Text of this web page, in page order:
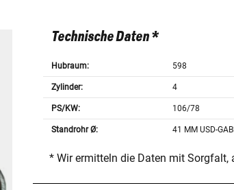
Technische Daten *
Hubraum: 598
Zylinder: 4
PS/KW: 106/78
Standrohr Ø: 41 MM USD-
* Wir ermitteln die Daten mit Sorgfalt,